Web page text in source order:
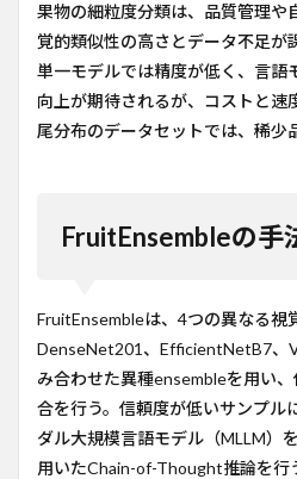
果物の細粒度分類は、品質管理や
覚的類似性の高さとデータ不足が
単一モデルでは精度が低く、言語
向上が期待されるが、コストと速
尾分布のデータセットでは、稀少
FruitEnsembleの手
FruitEnsembleは、4つの異なる視
DenseNet201、EfficientNetB7、
み合わせた異種ensembleを用い
合を行う。信頼度が低いサンプル
ダル大規模言語モデル（MLLM）
用いたChain-of-Thought推論を行